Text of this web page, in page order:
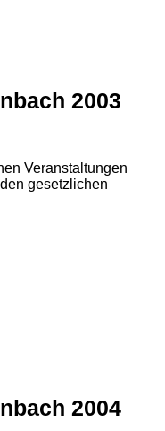
2003
Veranstaltungen
gesetzlichen
2004